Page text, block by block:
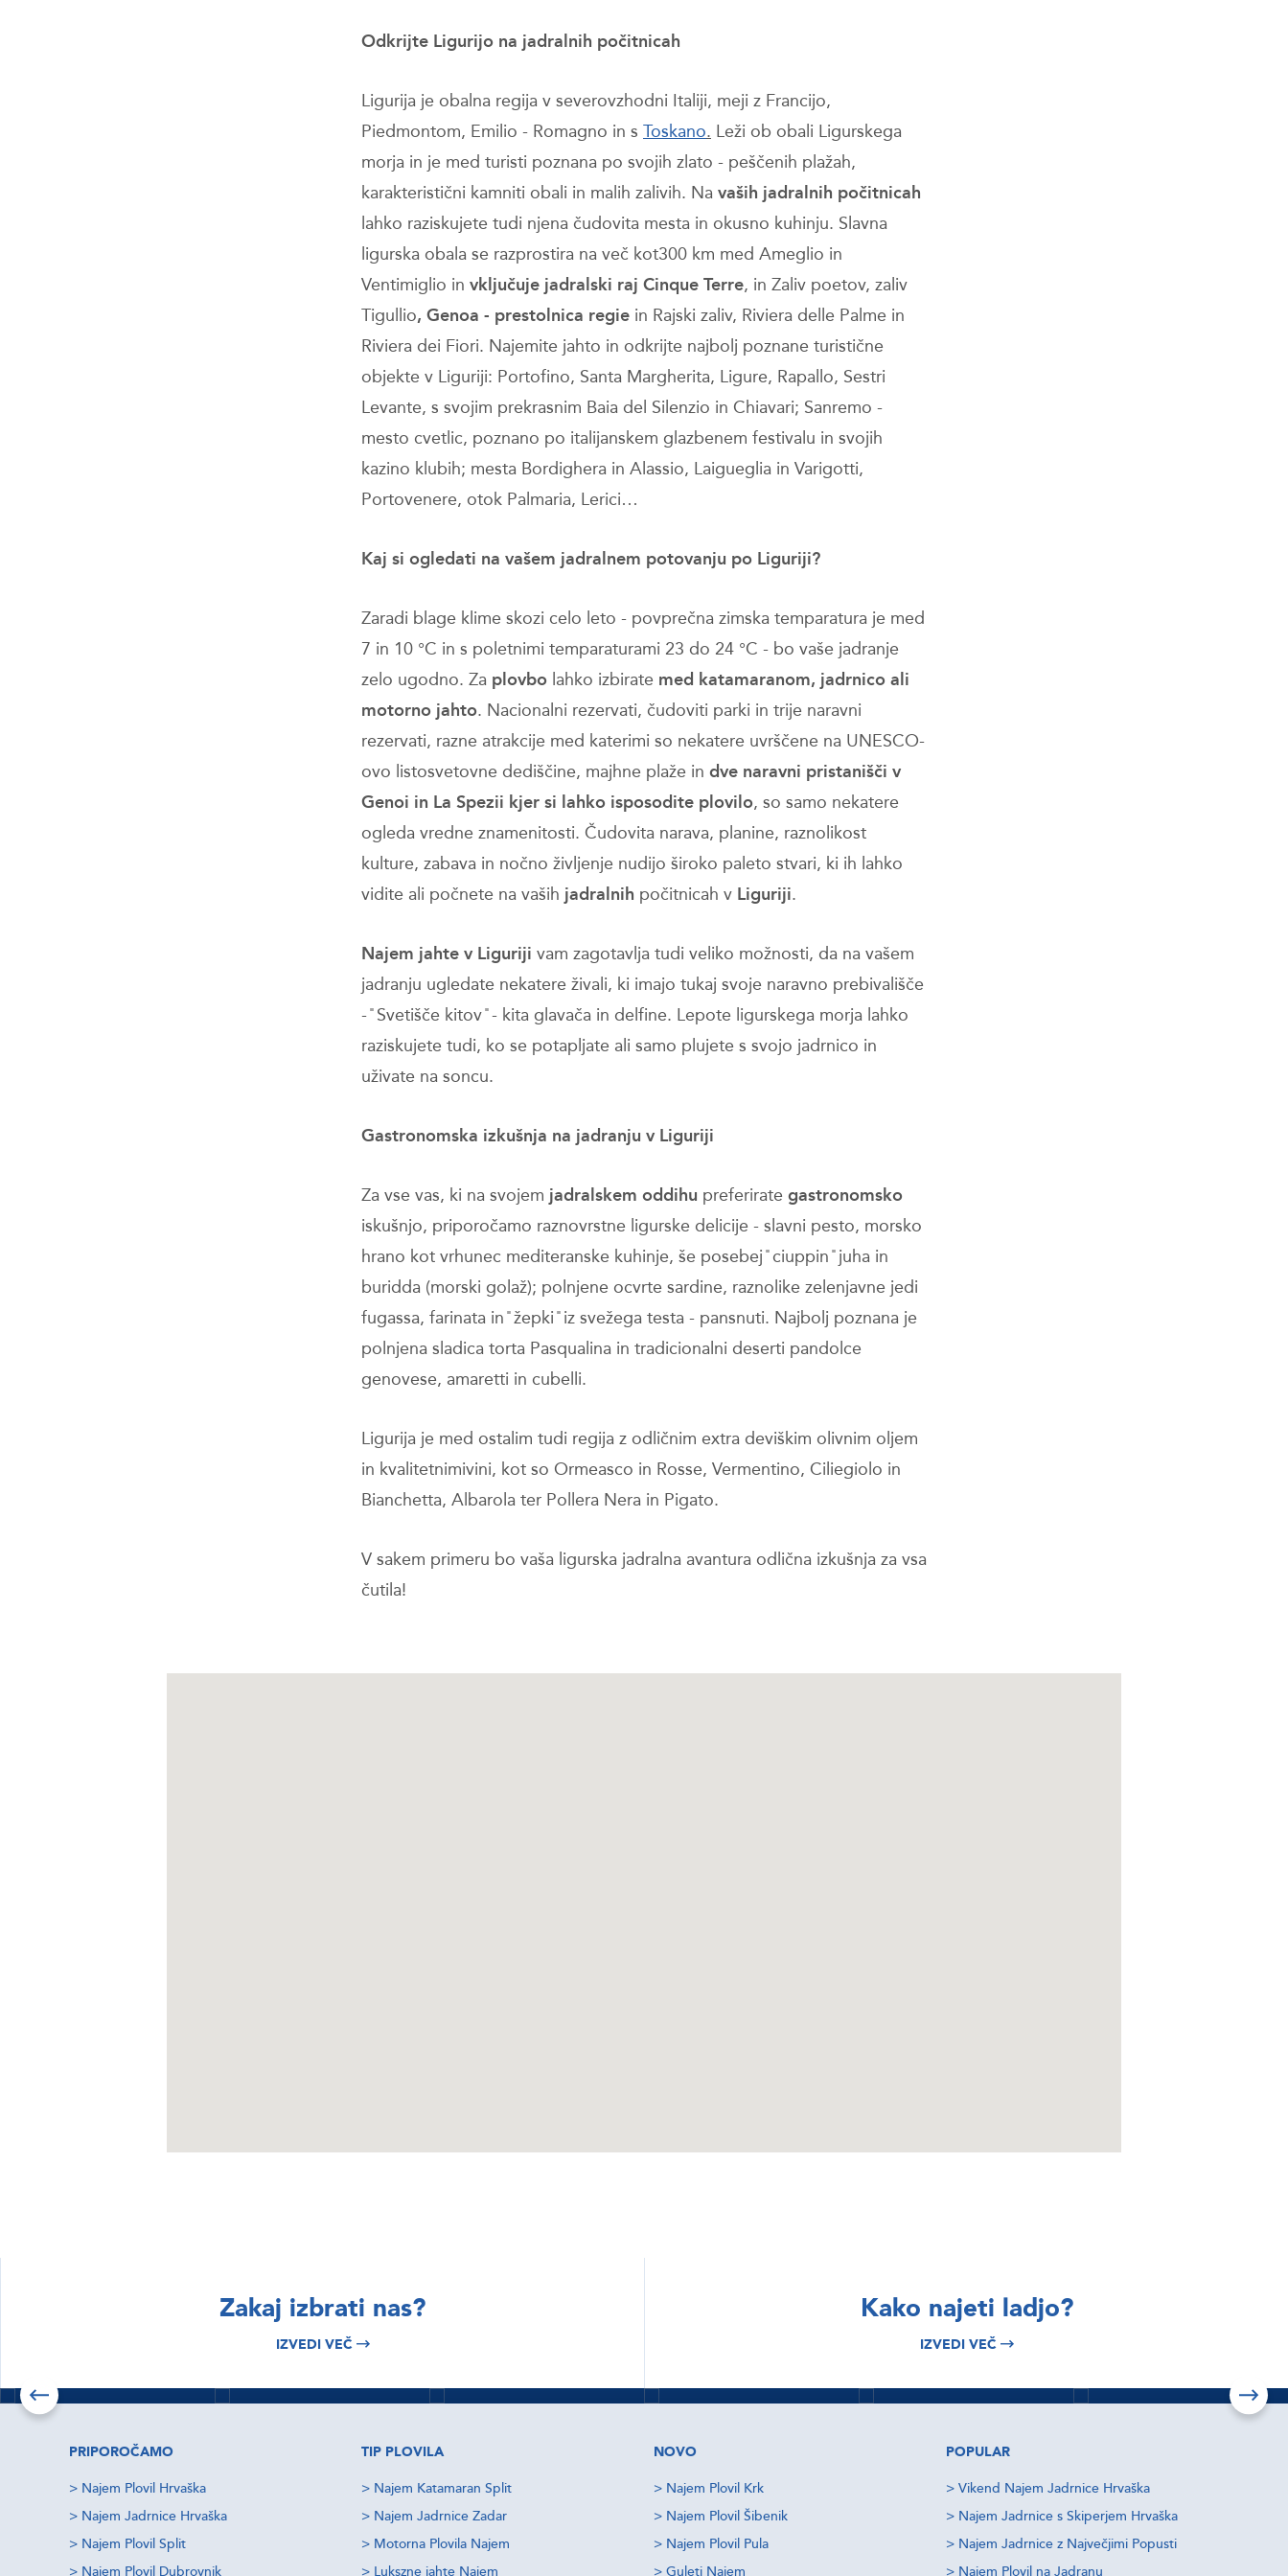
Odkrijte Ligurijo na jadralnih počitnicah
Ligurija je obalna regija v severovzhodni Italiji, meji z Francijo,
Piedmontom, Emilio - Romagno in s Toskano. Leži ob obali Ligurskega
morja in je med turisti poznana po svojih zlato - peščenih plažah,
karakteristični kamniti obali in malih zalivih. Na vaših jadralnih počitnicah
lahko raziskujete tudi njena čudovita mesta in okusno kuhinju. Slavna
ligurska obala se razprostira na več kot300 km med Ameglio in
Ventimiglio in vključuje jadralski raj Cinque Terre, in Zaliv poetov, zaliv
Tigullio, Genoa - prestolnica regie in Rajski zaliv, Riviera delle Palme in
Riviera dei Fiori. Najemite jahto in odkrijte najbolj poznane turistične
objekte v Liguriji: Portofino, Santa Margherita, Ligure, Rapallo, Sestri
Levante, s svojim prekrasnim Baia del Silenzio in Chiavari; Sanremo -
mesto cvetlic, poznano po italijanskem glazbenem festivalu in svojih
kazino klubih; mesta Bordighera in Alassio, Laigueglia in Varigotti,
Portovenere, otok Palmaria, Lerici…
Kaj si ogledati na vašem jadralnem potovanju po Liguriji?
Zaradi blage klime skozi celo leto - povprečna zimska temparatura je med
7 in 10 °C in s poletnimi temparaturami 23 do 24 °C - bo vaše jadranje
zelo ugodno. Za plovbo lahko izbirate med katamaranom, jadrnico ali
motorno jahto. Nacionalni rezervati, čudoviti parki in trije naravni
rezervati, razne atrakcije med katerimi so nekatere uvrščene na UNESCO-
ovo listosvetovne dediščine, majhne plaže in dve naravni pristanišči v
Genoi in La Spezii kjer si lahko isposodite plovilo, so samo nekatere
ogleda vredne znamenitosti. Čudovita narava, planine, raznolikost
kulture, zabava in nočno življenje nudijo široko paleto stvari, ki ih lahko
vidite ali počnete na vaših jadralnih počitnicah v Liguriji.
Najem jahte v Liguriji vam zagotavlja tudi veliko možnosti, da na vašem
jadranju ugledate nekatere živali, ki imajo tukaj svoje naravno prebivališče
- ̎ Svetišče kitov ̎ - kita glavača in delfine. Lepote ligurskega morja lahko
raziskujete tudi, ko se potapljate ali samo plujete s svojo jadrnico in
uživate na soncu.
Gastronomska izkušnja na jadranju v Liguriji
Za vse vas, ki na svojem jadralskem oddihu preferirate gastronomsko
iskušnjo, priporočamo raznovrstne ligurske delicije - slavni pesto, morsko
hrano kot vrhunec mediteranske kuhinje, še posebej ̎ ciuppin ̎ juha in
buridda (morski golaž); polnjene ocvrte sardine, raznolike zelenjavne jedi
fugassa, farinata in ̎ žepki ̎ iz svežega testa - pansnuti. Najbolj poznana je
polnjena sladica torta Pasqualina in tradicionalni deserti pandolce
genovese, amaretti in cubelli.
Ligurija je med ostalim tudi regija z odličnim extra deviškim olivnim oljem
in kvalitetnimivini, kot so Ormeasco in Rosse, Vermentino, Ciliegiolo in
Bianchetta, Albarola ter Pollera Nera in Pigato.
V sakem primeru bo vaša ligurska jadralna avantura odlična izkušnja za vsa
čutila!
Zakaj izbrati nas?
IZVEDI VEČ
Kako najeti ladjo?
IZVEDI VEČ
BRSKAJTE
Hrvaška najem
čolnov
BRSKAJTE
Split najem
plovil
PRIPOROČAMO
> Najem Plovil Hrvaška
> Najem Jadrnice Hrvaška
> Najem Plovil Split
> Najem Plovil Dubrovnik
TIP PLOVILA
> Najem Katamaran Split
> Najem Jadrnice Zadar
> Motorna Plovila Najem
> Lukszne jahte Najem
NOVO
> Najem Plovil Krk
> Najem Plovil Šibenik
> Najem Plovil Pula
> Guleti Najem
POPULAR
> Vikend Najem Jadrnice Hrvaška
> Najem Jadrnice s Skiperjem Hrvaška
> Najem Jadrnice z Največjimi Popusti
> Najem Plovil na Jadranu